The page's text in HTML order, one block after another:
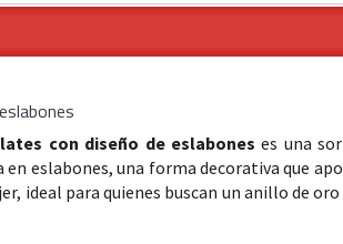
con diseño de eslabones es una
eslabones, una forma decorativa que
ideal para quienes buscan un anillo de